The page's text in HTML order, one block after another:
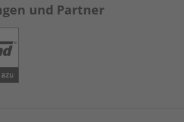
und Partner